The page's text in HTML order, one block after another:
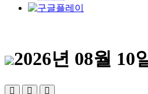
2026년 08월 10